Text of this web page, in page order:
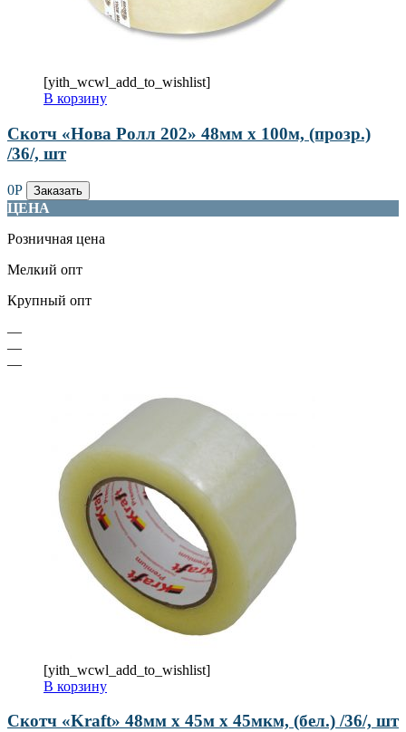
[yith_wcwl_add_to_wishlist]
В корзину
Скотч «Нова Ролл 202» 48мм х 100м, (прозр.)
/36/, шт
0Р Заказать
ЦЕНА
Розничная цена
Мелкий опт
Крупный опт
—
—
—
[yith_wcwl_add_to_wishlist]
В корзину
Скотч «Kraft» 48мм х 45м х 45мкм, (бел.) /36/, шт